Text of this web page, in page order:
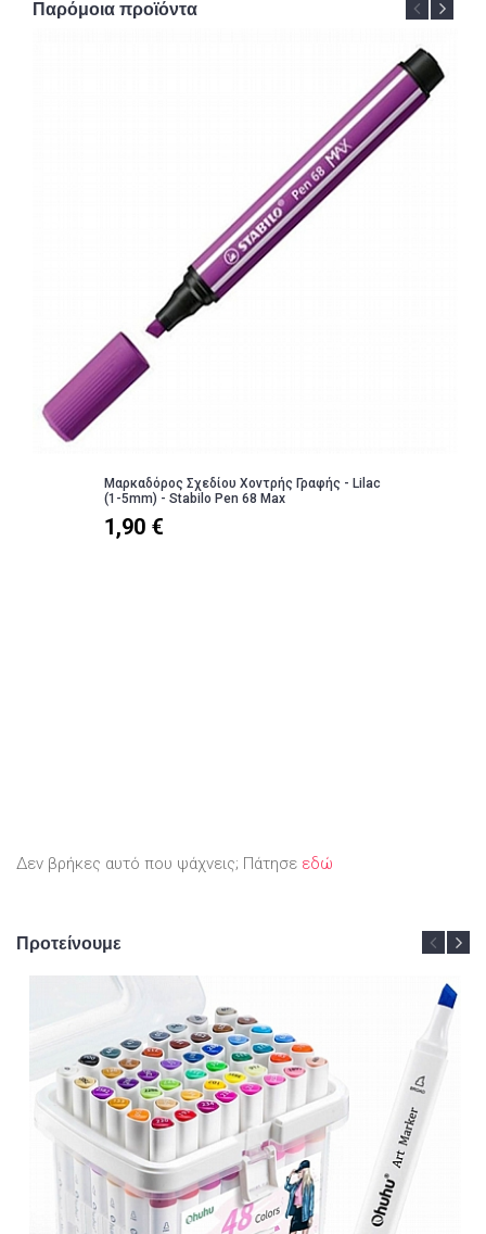
Παρόμοια προϊόντα
Μαρκαδόρος Σχεδίου Χοντρής Γραφής - Lilac
(1-5mm) - Stabilo Pen 68 Max
1,90 €
Δεν βρήκες αυτό που ψάχνεις; Πάτησε εδώ
Προτείνουμε